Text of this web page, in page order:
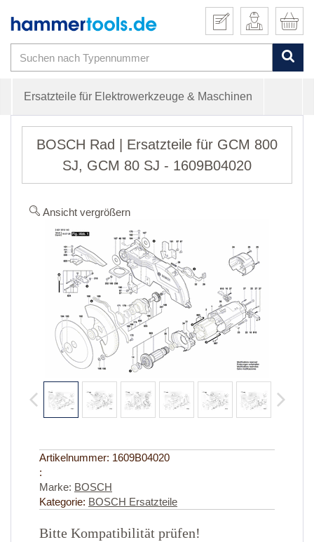
Ersatzteile für Elektrowerkzeuge & Maschinen
BOSCH Rad | Ersatzteile für GCM 800
SJ, GCM 80 SJ - 1609B04020
Ansicht vergrößern
Artikelnummer: 1609B04020
:
Marke: BOSCH
Kategorie: BOSCH Ersatzteile
Bitte Kompatibilität prüfen!